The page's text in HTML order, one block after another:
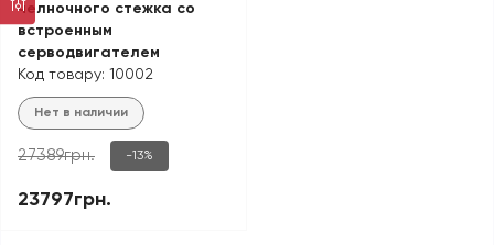
челночного стежка со
встроенным
серводвигателем
Код товару: 10002
Нет в наличии
27389грн. -13%
23797грн.